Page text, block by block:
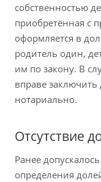
собственностью
приобретённая с
оформляется в
родитель один,
им по закону. В
вправе
нотариально.
Отсутствие
Ранее
определения